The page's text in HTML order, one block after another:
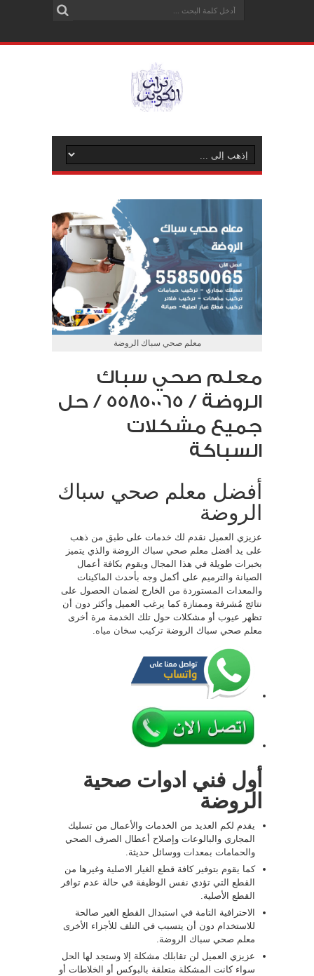
معلم صحي سباك الروضة
معلم صحي سباك
الروضة / 55850065 / حل
جميع مشكلات
السباكة
أفضل معلم صحي سباك
الروضة
عزيزي العميل نقدم لك خدمات على طبق من ذهب
على يد أفضل معلم صحي سباك الروضة والذي يتميز
بخبرات طويلة في هذا المجال ويقوم بكافة أعمال
الصيانة والترميم على أكمل وجه بأحدث الماكينات
والمعدات المستوردة من الخارج لضمان الحصول على
نتائج مُشرفة وممتازة كما يرغب العميل وأكثر دون أن
تظهر عيوب أو مشكلات حول تلك الخدمة مرة أخرى
معلم صحي سباك الروضة تركيب سخان مياه
أول فني ادوات صحية
الروضة
يقدم لكم العديد من الخدمات والأعمال من تسليك
المجاري والبالوعات وإصلاح أعطال الصرف الصحي
والحمامات بمعدات ووسائل حديثة.
كما يقوم بتوفير كافة قطع الغيار الاصلية وغيرها من
القطع التي تؤدي نفس الوظيفة في حالة عدم توافر
القطع الأصلية.
الاحترافية التامة في استبدال القطع الغير صالحة
للاستخدام دون أن يتسبب في التلف للأجزاء الأخرى
معلم صحي سباك الروضة.
عزيزي العميل لن تقابلك مشكلة إلا وستجد لها الحل
سواء كانت المشكلة متعلقة بالبوكس أو الخلاطات أو